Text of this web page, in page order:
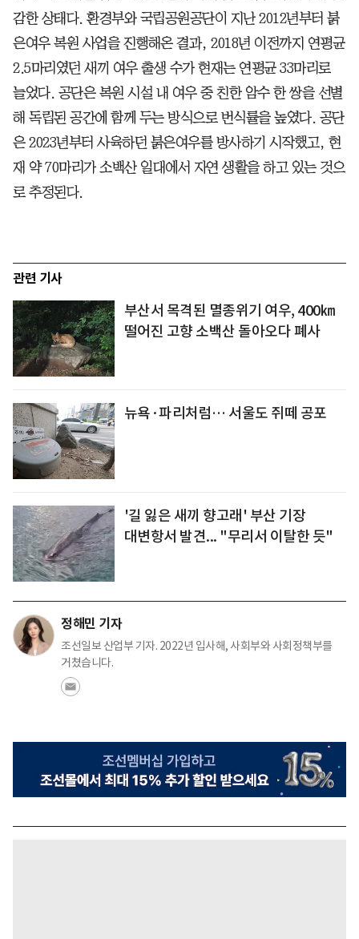
감한 상태다. 환경부와 국립공원공단이 지난 2012년부터 붉
은여우 복원 사업을 진행해온 결과, 2018년 이전까지 연평균
2.5마리였던 새끼 여우 출생 수가 현재는 연평균 33마리로
늘었다. 공단은 복원 시설 내 여우 중 친한 암수 한 쌍을 선별
해 독립된 공간에 함께 두는 방식으로 번식률을 높였다. 공단
은 2023년부터 사육하던 붉은여우를 방사하기 시작했고, 현
재 약 70마리가 소백산 일대에서 자연 생활을 하고 있는 것으
로 추정된다.
관련 기사
부산서 목격된 멸종위기 여우, 400㎞
떨어진 고향 소백산 돌아오다 폐사
뉴욕·파리처럼… 서울도 쥐떼 공포
'길 잃은 새끼 향고래' 부산 기장
대변항서 발견... "무리서 이탈한 듯"
정해민 기자
조선일보 산업부 기자. 2022년 입사해, 사회부와 사회정책부를
거쳤습니다.